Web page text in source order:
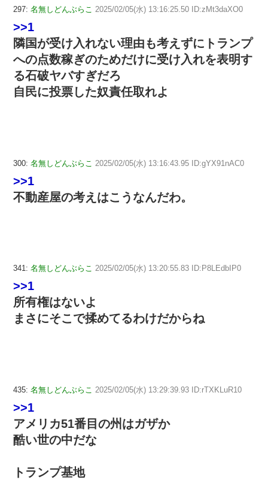
297: 名無しどんぶらこ 2025/02/05(水) 13:16:25.50 ID:zMt3daXO0
>>1
隣国が受け入れない理由も考えずにトランプ
への点数稼ぎのためだけに受け入れを表明す
る石破ヤバすぎだろ
自民に投票した奴責任取れよ
300: 名無しどんぶらこ 2025/02/05(水) 13:16:43.95 ID:gYX91nAC0
>>1
不動産屋の考えはこうなんだわ。
341: 名無しどんぶらこ 2025/02/05(水) 13:20:55.83 ID:P8LEdbIP0
>>1
所有権はないよ
まさにそこで揉めてるわけだからね
435: 名無しどんぶらこ 2025/02/05(水) 13:29:39.93 ID:rTXKLuR10
>>1
アメリカ51番目の州はガザか
酷い世の中だな
トランプ基地